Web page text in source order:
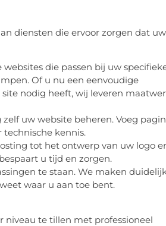
diensten die ervoor zorgen dat uw
die passen bij uw
Of u nu een eenvoudige
nodig heeft, wij leveren
uw website beheren. Voeg
technische kennis.
tot het ontwerp van uw logo
u tijd en zorgen.
te staan. We maken
waar u aan toe bent.
niveau te tillen met professioneel